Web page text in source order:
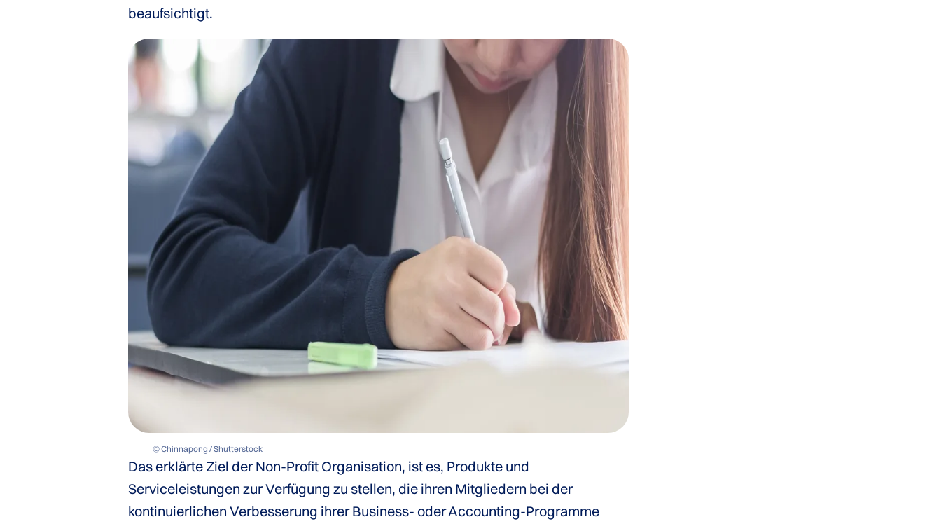
beaufsichtigt.
© Chinnapong / Shutterstock
Das erklärte Ziel der Non-Profit Organisation, ist es, Produkte und
Serviceleistungen zur Verfügung zu stellen, die ihren Mitgliedern bei der
kontinuierlichen Verbesserung ihrer Business- oder Accounting-Programme